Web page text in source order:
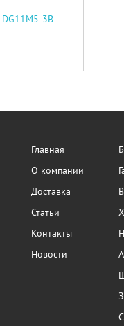
DG11М5-3B
Главная
О компании
Доставка
Статьи
Контакты
Новости